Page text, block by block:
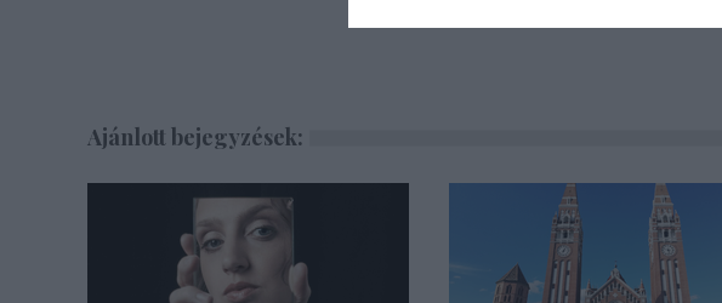
Ajánlott bejegyzések: